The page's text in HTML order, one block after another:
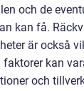
och de
kan få.
är också
faktorer kan
och